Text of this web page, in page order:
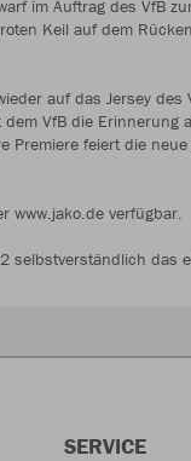
im Auftrag des VfB
Keil auf dem
auf das Jersey
VfB die Erinnerung
Premiere feiert die
www.jako.de verfügbar.
das
SERVICE